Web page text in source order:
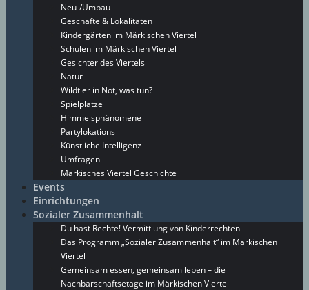
Neu-/Umbau
Geschäfte & Lokalitäten
Kindergärten im Märkischen Viertel
Schulen im Märkischen Viertel
Gesichter des Viertels
Natur
Wildtier in Not, was tun?
Spielplätze
Himmelsphänomene
Partylokations
Künstliche Intelligenz
Umfragen
Märkisches Viertel Geschichte
Events
Einrichtungen
Sozialer Zusammenhalt
Du hast Rechte! Vermittlung von Kinderrechten
Das Programm „Sozialer Zusammenhalt“ im Märkischen
Viertel
Gemeinsam essen, gemeinsam leben – die
Nachbarschaftsetage im Märkischen Viertel